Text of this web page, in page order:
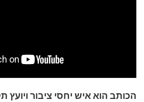
הכותב הוא איש יחסי ציבור ויועץ